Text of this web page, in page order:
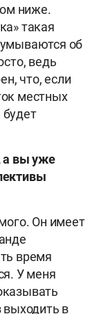
ниже.
такая
об
ведь
что, если
местных
будет
а вы уже
Он имеет
время
У меня
выходить в